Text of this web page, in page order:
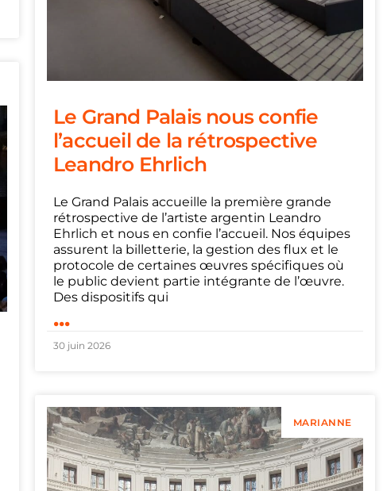
Le Grand Palais nous confie
l’accueil de la rétrospective
Leandro Ehrlich
Le Grand Palais accueille la première grande
rétrospective de l’artiste argentin Leandro
Ehrlich et nous en confie l’accueil. Nos équipes
assurent la billetterie, la gestion des flux et le
protocole de certaines œuvres spécifiques où
le public devient partie intégrante de l’œuvre.
Des dispositifs qui
...
30 juin 2026
MARIANNE